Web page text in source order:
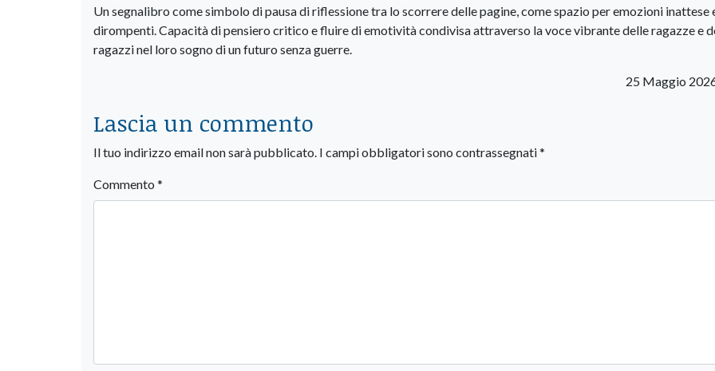
Un segnalibro come simbolo di pausa di riflessione tra lo scorrere delle pagine, come spazio per emozioni inattese
dirompenti. Capacità di pensiero critico e fluire di emotività condivisa attraverso la voce vibrante delle ragazze e
ragazzi nel loro sogno di un futuro senza guerre.
25 Maggio
Lascia un commento
Il tuo indirizzo email non sarà pubblicato. I campi obbligatori sono contrassegnati*
Commento *